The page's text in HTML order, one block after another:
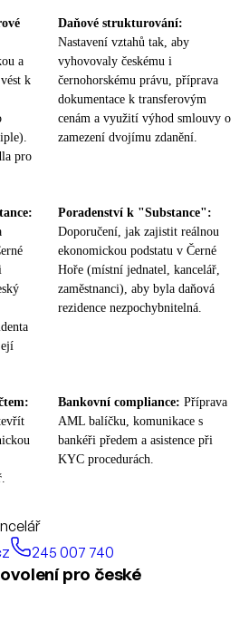
a
k
pro
Daňové strukturování:
Nastavení vztahů tak, aby
vyhovovaly českému i
černohorskému právu, příprava
dokumentace k transferovým
cenám a využití výhod smlouvy o
zamezení dvojímu zdanění.
Poradenství k "Substance":
Doporučení, jak zajistit reálnou
ekonomickou podstatu v Černé
Hoře (místní jednatel, kancelář,
zaměstnanci), aby byla daňová
rezidence nezpochybnitelná.
Bankovní compliance: Příprava
AML balíčku, komunikace s
bankéři předem a asistence při
KYC procedurách.
245 007 740
pro české